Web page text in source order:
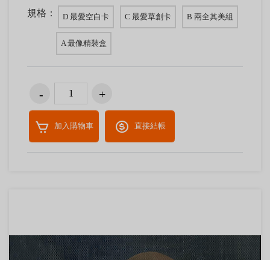
規格：
D 最愛空白卡 C 最愛草創卡 B 兩全其美組
A 最像精裝盒
加入購物車 直接結帳